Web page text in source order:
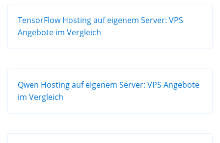
TensorFlow Hosting auf eigenem Server: VPS
Angebote im Vergleich
Qwen Hosting auf eigenem Server: VPS Angebote
im Vergleich